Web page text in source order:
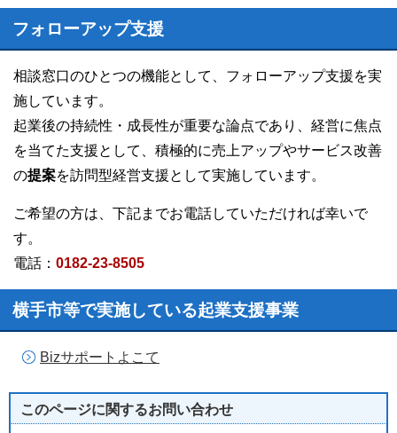
フォローアップ支援
相談窓口のひとつの機能として、フォローアップ支援を実
施しています。
起業後の持続性・成長性が重要な論点であり、経営に焦点
を当てた支援として、積極的に売上アップやサービス改善
の提案を訪問型経営支援として実施しています。
ご希望の方は、下記までお電話していただければ幸いで
す。
電話： 0182-23-8505
横手市等で実施している起業支援事業
Bizサポートよこて
このページに関するお問い合わせ